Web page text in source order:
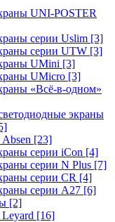
UNI-POSTER
серии Uslim [3]
серии UTW [3]
UMini [3]
UMicro [3]
«Всё-в-одном»
экраны
[23]
серии iCon [4]
серии N Plus [7]
серии CR [4]
серии А27 [6]
[2]
[16]